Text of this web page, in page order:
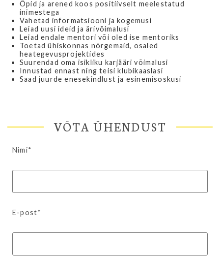
Õpid ja arened koos positiivselt meelestatud
inimestega
Vahetad informatsiooni ja kogemusi
Leiad uusi ideid ja ärivõimalusi
Leiad endale mentori või oled ise mentoriks
Toetad ühiskonnas nõrgemaid, osaled
heategevusprojektides
Suurendad oma isikliku karjääri võimalusi
Innustad ennast ning teisi klubikaaslasi
Saad juurde enesekindlust ja esinemisoskusi
VÕTA ÜHENDUST
Nimi*
E-post*